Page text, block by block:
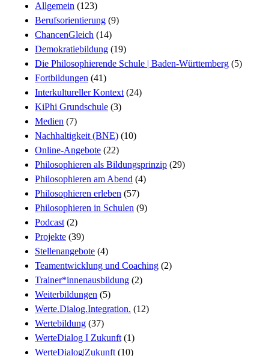
Allgemein (123)
Berufsorientierung (9)
ChancenGleich (14)
Demokratiebildung (19)
Die Philosophierende Schule | Baden-Württemberg (5)
Fortbildungen (41)
Interkultureller Kontext (24)
KiPhi Grundschule (3)
Medien (7)
Nachhaltigkeit (BNE) (10)
Online-Angebote (22)
Philosophieren als Bildungsprinzip (29)
Philosophieren am Abend (4)
Philosophieren erleben (57)
Philosophieren in Schulen (9)
Podcast (2)
Projekte (39)
Stellenangebote (4)
Teamentwicklung und Coaching (2)
Trainer*innenausbildung (2)
Weiterbildungen (5)
Werte.Dialog.Integration. (12)
Wertebildung (37)
WerteDialog I Zukunft (1)
WerteDialog|Zukunft (10)